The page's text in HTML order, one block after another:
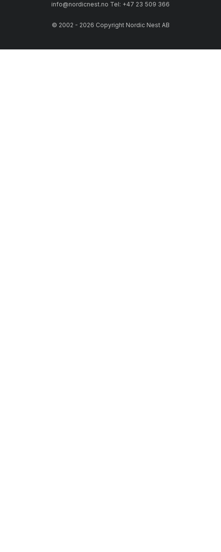
info@nordicnest.no Tel: +47 23 509 366
© 2002 - 2026 Copyright Nordic Nest AB